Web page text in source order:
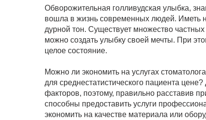
Обворожительная голливудская улыбка,
вошла в жизнь современных людей. Иметь
дурной тон. Существует множество
можно создать улыбку своей мечты. При
целое состояние.
Можно ли экономить на услугах
для среднестатистического пациента
факторов, поэтому, правильно расставив
способны предоставить услуги
экономить на качестве материала или